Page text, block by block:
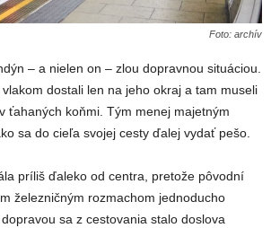
Foto: archív
– a nielen on – zlou dopravnou situáciou.
dostali len na jeho okraj a tam museli
ťahaných koňmi. Tým menej majetným
sa do cieľa svojej cesty ďalej vydať pešo.
príliš ďaleko od centra, pretože pôvodní
železničným rozmachom jednoducho
sa z cestovania stalo doslova